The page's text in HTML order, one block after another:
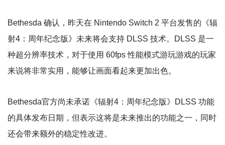
Bethesda 确认，昨天在 Nintendo Switch 2 平台发售的《辐
射4：周年纪念版》未来将会支持 DLSS 技术。DLSS 是一
种超分辨率技术，对于使用 60fps 性能模式游玩游戏的玩家
来说将非常实用，能够让画面看起来更加出色。
Bethesda官方尚未承诺《辐射4：周年纪念版》DLSS 功能
的具体发布日期，但表示这将是未来推出的功能之一，同时
还会带来额外的稳定性改进。